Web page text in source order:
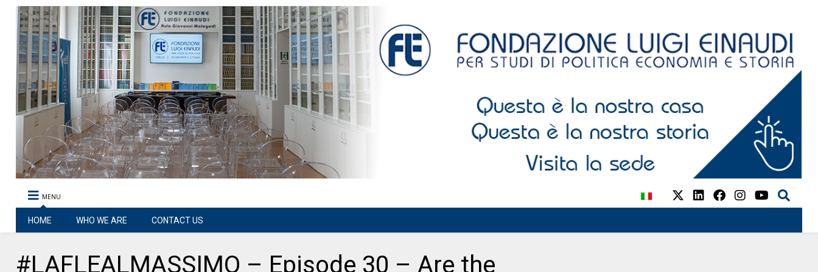
MENU
HOME WHO WE ARE CONTACT US
#LAFLEALMASSIMO – Episode 30 – Are the